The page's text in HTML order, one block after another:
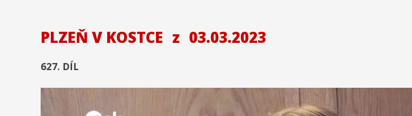
PLZEŇ V KOSTCE z 03.03.2023
627. DÍL